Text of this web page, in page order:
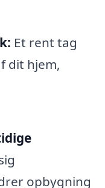
Et rent tag
dit hjem,
opbygning